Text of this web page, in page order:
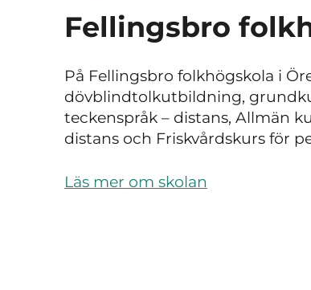
Fellingsbro
På Fellingsbro folkhögskola i
dövblindtolkutbildning,
teckenspråk – distans, Allmän
distans och Friskvårdskurs för
Läs mer om skolan